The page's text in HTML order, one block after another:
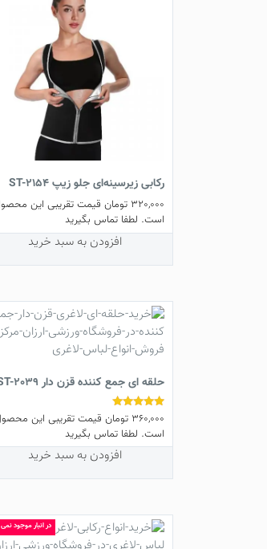
رکابی زیر‌سینه‌ای جلو زیپ ST-2154
320,000 تومان قیمت تقریبی این
است. لطفا تماس بگیرید
افزودن به سبد خرید
حلقه ای جمع کننده قزن دار ST-2039
نمره
5.00
از 5
360,000 تومان قیمت تقریبی این
است. لطفا تماس بگیرید
افزودن به سبد خرید
در انبار موجود